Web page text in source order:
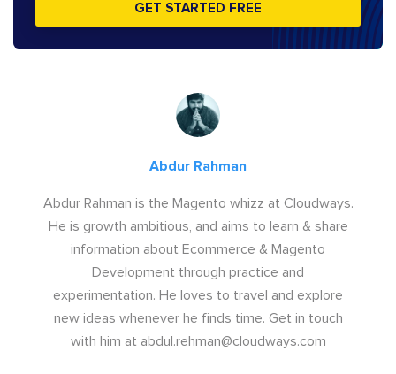
GET STARTED FREE
Abdur Rahman
Abdur Rahman is the Magento whizz at Cloudways.
He is growth ambitious, and aims to learn & share
information about Ecommerce & Magento
Development through practice and
experimentation. He loves to travel and explore
new ideas whenever he finds time. Get in touch
with him at abdul.rehman@cloudways.com